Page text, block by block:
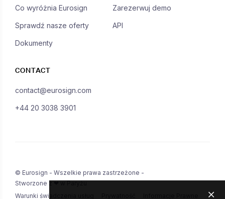
Co wyróżnia Eurosign
Sprawdź nasze oferty
Dokumenty
Zarezerwuj demo
API
CONTACT
contact@eurosign.com
+44 20 3038 3901
© Eurosign - Wszelkie prawa zastrzeżone -
Stworzone z ❤ w Paryżu
Warunki świadczenia usług